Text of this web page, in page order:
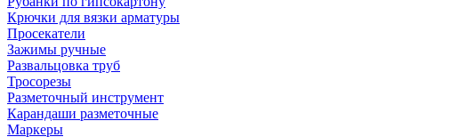
Крючки для вязки арматуры
Просекатели
Зажимы ручные
Развальцовка труб
Тросорезы
Разметочный инструмент
Карандаши разметочные
Маркеры